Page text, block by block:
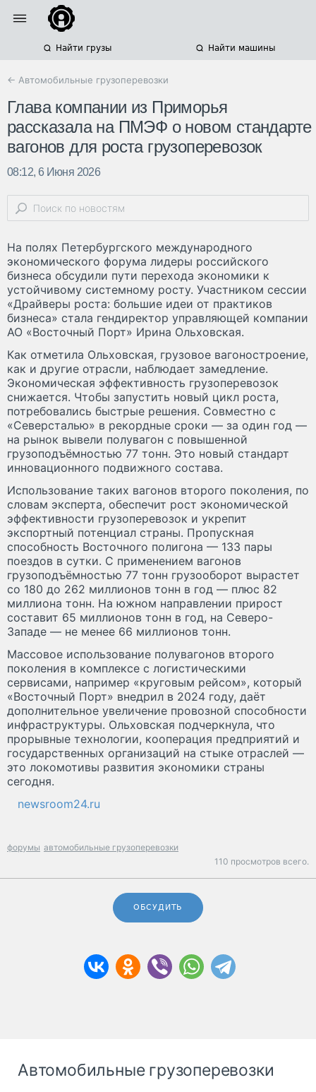
Найти грузы Найти машины
← Автомобильные грузоперевозки
Глава компании из Приморья
рассказала на ПМЭФ о новом стандарте
вагонов для роста грузоперевозок
08:12, 6 Июня 2026
На полях Петербургского международного
экономического форума лидеры российского
бизнеса обсудили пути перехода экономики к
устойчивому системному росту. Участником сессии
«Драйверы роста: большие идеи от практиков
бизнеса» стала гендиректор управляющей компании
АО «Восточный Порт» Ирина Ольховская.
Как отметила Ольховская, грузовое вагоностроение,
как и другие отрасли, наблюдает замедление.
Экономическая эффективность грузоперевозок
снижается. Чтобы запустить новый цикл роста,
потребовались быстрые решения. Совместно с
«Северсталью» в рекордные сроки — за один год —
на рынок вывели полувагон с повышенной
грузоподъёмностью 77 тонн. Это новый стандарт
инновационного подвижного состава.
Использование таких вагонов второго поколения, по
словам эксперта, обеспечит рост экономической
эффективности грузоперевозок и укрепит
экспортный потенциал страны. Пропускная
способность Восточного полигона — 133 пары
поездов в сутки. С применением вагонов
грузоподъёмностью 77 тонн грузооборот вырастет
со 180 до 262 миллионов тонн в год — плюс 82
миллиона тонн. На южном направлении прирост
составит 65 миллионов тонн в год, на Северо-
Западе — не менее 66 миллионов тонн.
Массовое использование полувагонов второго
поколения в комплексе с логистическими
сервисами, например «круговым рейсом», который
«Восточный Порт» внедрил в 2024 году, даёт
дополнительное увеличение провозной способности
инфраструктуры. Ольховская подчеркнула, что
прорывные технологии, кооперация предприятий и
государственных организаций на стыке отраслей —
это локомотивы развития экономики страны
сегодня.
newsroom24.ru
форумы автомобильные грузоперевозки
110 просмотров всего.
ОБСУДИТЬ
Автомобильные грузоперевозки